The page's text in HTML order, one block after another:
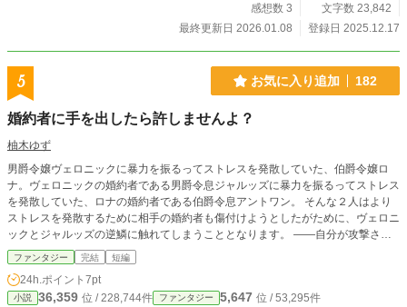
感想数 3
文字数 23,842
最終更新日 2026.01.08
登録日 2025.12.17
5 お気に入り追加 182
婚約者に手を出したら許しませんよ？
柚木ゆず
男爵令嬢ヴェロニックに暴力を振るってストレスを発散していた、伯爵令嬢ロ
ナ。ヴェロニックの婚約者である男爵令息ジャルッズに暴力を振るってストレス
を発散していた、ロナの婚約者である伯爵令息アントワン。 そんな２人はより
ストレスを発散するために相手の婚約者も傷付けようとしたがために、ヴェロニ
ックとジャルッズの逆鱗に触れてしまうこととなります。 ――自分が攻撃され
るのは我慢できるけど、大好きな婚約者が傷付けられるのは許せない――。 ロ
ナとアントワンは、まだ知りません。 格下だからと調子に乗って虐げていた、
ヴェロニックとジャルッズの恐ろしさを――。 ※１月７日、本編完結。後日、
ヴェロニックとジャルッズに関するお話の投稿を予定しております。
ファンタジー 完結 短編
24h.ポイント 7pt
小説 36,359 位 / 228,744件 ファンタジー 5,647 位 / 53,295件